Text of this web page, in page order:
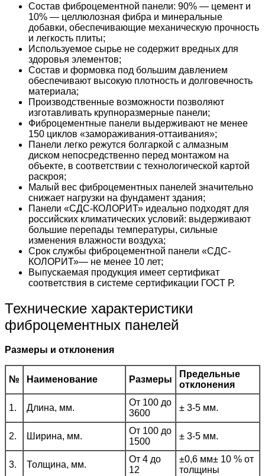
Состав фиброцементной панели: 90% — цемент и
10% — целлюлозная фибра и минеральные
добавки, обеспечивающие механическую прочность
и легкость плиты;
Используемое сырье не содержит вредных для
здоровья элементов;
Состав и формовка под большим давлением
обеспечивают высокую плотность и долговечность
материала;
Производственные возможности позволяют
изготавливать крупноразмерные панели;
Фиброцементные панели выдерживают не менее
150 циклов «замораживания-оттаивания»;
Панели легко режутся болгаркой с алмазным
диском непосредственно перед монтажом на
объекте, в соответствии с технологической картой
раскроя;
Малый вес фиброцементных панелей значительно
снижает нагрузки на фундамент здания;
Панели «СДС-КОЛОРИТ» идеально подходят для
российских климатических условий: выдерживают
большие перепады температуры, сильные
изменения влажности воздуха;
Срок службы фиброцементной панели «СДС-
КОЛОРИТ»— не менее 10 лет;
Выпускаемая продукция имеет сертификат
соответствия в системе сертификации ГОСТ Р.
Технические характеристики
фиброцементных панелей
Размеры и отклонения
№ Наименование Размеры
Предельные
отклонения
1. Длина, мм.
От 100 до
3600
± 3-5 мм.
2. Ширина, мм.
От 100 до
1500
± 3-5 мм.
3. Толщина, мм.
От 4 до
12
±0,6 мм± 10 % от
толщины